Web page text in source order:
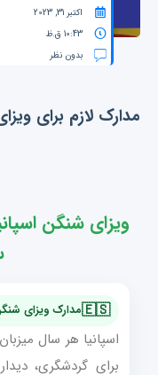
اکتبر 31, 2023
10:43 ق.ظ
بدون نظر
مدارک لازم برای
ویزای شنگن
🇪🇸مدارک ویزای
اسپانیا هر سال
برای گردشگری،